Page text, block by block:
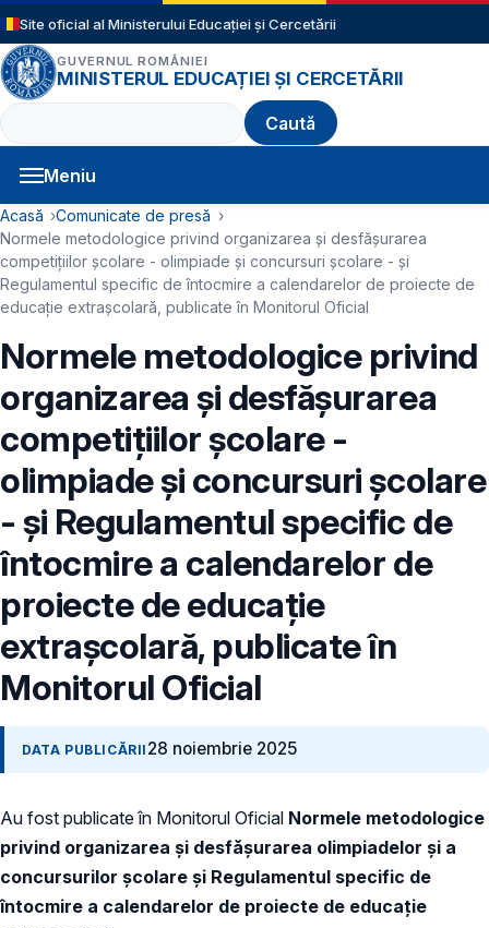
Sari la conținutul principal
Site oficial al Ministerului Educației și Cercetării
GUVERNUL ROMÂNIEI
MINISTERUL EDUCAȚIEI ȘI CERCETĂRII
Caută
Meniu
Navigație principală
Cale de navigare
Acasă
Comunicate de presă
Normele metodologice privind organizarea și desfășurarea
competițiilor școlare - olimpiade și concursuri școlare - și
Regulamentul specific de întocmire a calendarelor de proiecte de
educație extrașcolară, publicate în Monitorul Oficial
Normele metodologice privind
organizarea și desfășurarea
competițiilor școlare -
olimpiade și concursuri școlare
- și Regulamentul specific de
întocmire a calendarelor de
proiecte de educație
extrașcolară, publicate în
Monitorul Oficial
DATA PUBLICĂRII 28 noiembrie 2025
Au fost publicate în Monitorul Oficial Normele metodologice
privind organizarea și desfășurarea olimpiadelor și a
concursurilor școlare și Regulamentul specific de
întocmire a calendarelor de proiecte de educație